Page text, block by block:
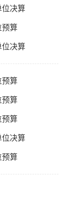
位决算
预算
位决算
预算
预算
预算
位决算
预算